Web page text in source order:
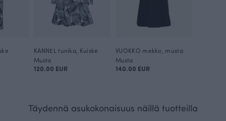
KANNEL tunika, Kuiske
Musta
120.00 EUR
VUOKKO mekko, musta
Musta
140.00 EUR
Täydennä asukokonaisuus näillä tuotteilla